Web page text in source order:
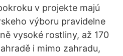
v projekte majú
výboru pravidelne
vysoké rostliny, až 170
i mimo zahradu,